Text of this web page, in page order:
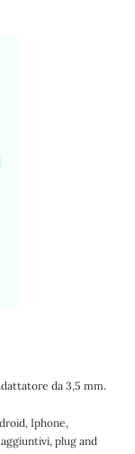
da 3,5 mm.
Iphone,
plug and